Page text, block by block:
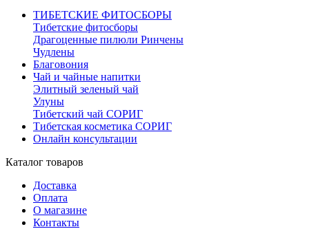
ТИБЕТСКИЕ ФИТОСБОРЫ
Тибетские фитосборы
Драгоценные пилюли Ринчены
Чудлены
Благовония
Чай и чайные напитки
Элитный зеленый чай
Улуны
Тибетский чай СОРИГ
Тибетская косметика СОРИГ
Онлайн консультации
Каталог товаров
Доставка
Оплата
О магазине
Контакты